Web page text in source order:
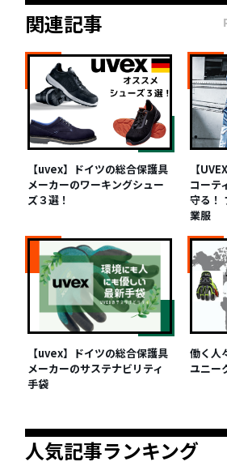
関連記事
【uvex】ドイツの総合保護具
メーカーのワーキングシュー
ズ３選！
【
コーテ
守る！
業服
【uvex】ドイツの総合保護具
メーカーのサステナビリティ
手袋
働く人
ユニー
人気記事ランキング